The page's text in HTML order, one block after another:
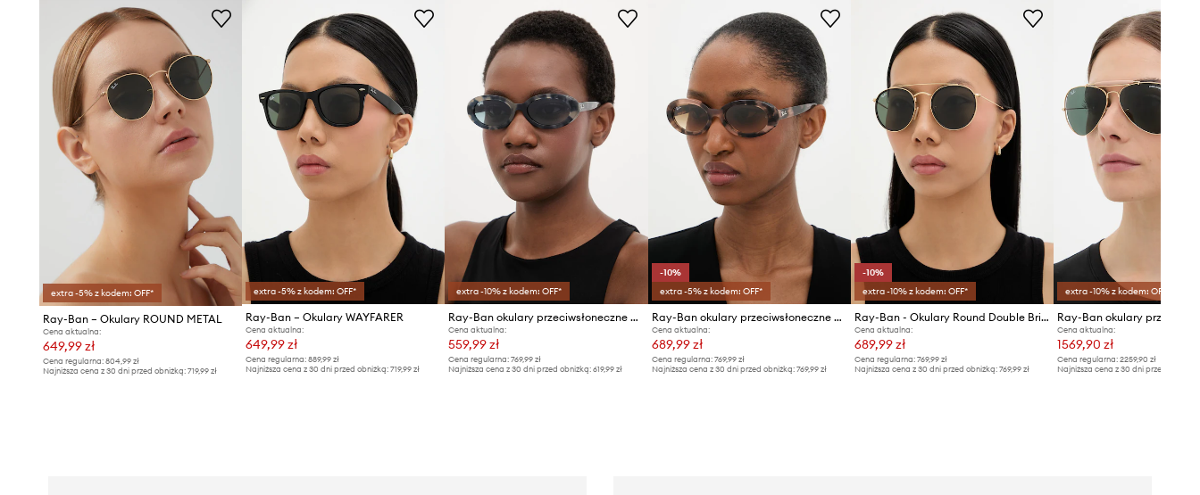
extra -5% z kodem: OFF*
Ray-Ban – Okulary ROUND METAL
Cena aktualna:
649,99 zł
Cena regularna: 804,99 zł
Najniższa cena z 30 dni przed obniżką: 719,99 zł
extra -5% z kodem: OFF*
Ray-Ban – Okulary WAYFARER
Cena aktualna:
649,99 zł
Cena regularna:889,99 zł
Najniższa cena z 30 dni przed obniżką:719,99 zł
extra -10% z kodem: OFF*
Ray-Ban okulary przeciwsłoneczne damskie
Cena aktualna:
559,99 zł
Cena regularna: 769,99 zł
Najniższa cena z 30 dni przed obniżką: 619,99 zł
-10%
extra -5% z kodem: OFF*
Ray-Ban okulary przeciwsłoneczne damskie
Cena aktualna:
689,99 zł
Cena regularna: 769,99 zł
Najniższa cena z 30 dni przed obniżką: 769,99 zł
-10%
extra -10% z kodem: OFF*
Ray-Ban - Okulary Round Double Bridge
Cena aktualna:
689,99 zł
Cena regularna:769,99 zł
Najniższa cena z 30 dni przed obniżką:769,99 zł
extra -10% z kodem: OFF*
Cena aktualna:
1569,90 zł
Cena regularna: 2259,90 zł
Najniższa cena z 30 dni przed obniżką: